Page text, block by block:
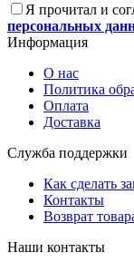
Я прочитал и
персональных
Информация
О нас
Политика
Оплата
Доставка
Служба поддержки
Как сделать
Контакты
Возврат
Наши контакты